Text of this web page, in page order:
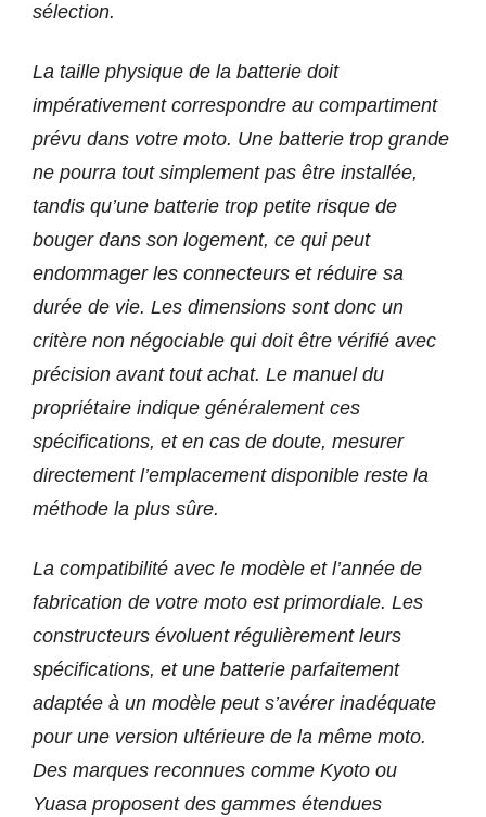
sélection.
La taille physique de la batterie doit
impérativement correspondre au compartiment
prévu dans votre moto. Une batterie trop grande
ne pourra tout simplement pas être installée,
tandis qu’une batterie trop petite risque de
bouger dans son logement, ce qui peut
endommager les connecteurs et réduire sa
durée de vie. Les dimensions sont donc un
critère non négociable qui doit être vérifié avec
précision avant tout achat. Le manuel du
propriétaire indique généralement ces
spécifications, et en cas de doute, mesurer
directement l’emplacement disponible reste la
méthode la plus sûre.
La compatibilité avec le modèle et l’année de
fabrication de votre moto est primordiale. Les
constructeurs évoluent régulièrement leurs
spécifications, et une batterie parfaitement
adaptée à un modèle peut s’avérer inadéquate
pour une version ultérieure de la même moto.
Des marques reconnues comme Kyoto ou
Yuasa proposent des gammes étendues